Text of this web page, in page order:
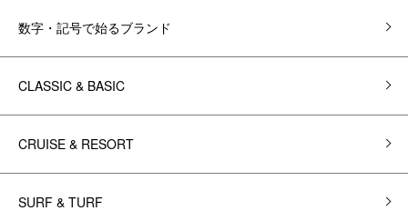
数字・記号で始るブランド
CLASSIC & BASIC
CRUISE & RESORT
SURF & TURF